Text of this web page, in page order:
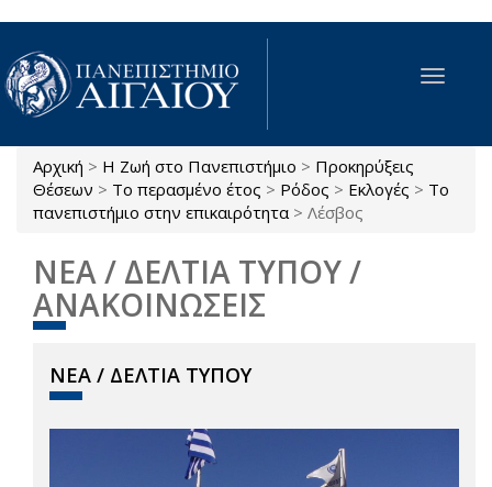
Παράκαμψη προς το κυρίως περιεχόμενο
Toggle
Είστε εδώ
Αρχική > Η Ζωή στο Πανεπιστήμιο > Προκηρύξεις
Θέσεων > Το περασμένο έτος > Ρόδος > Εκλογές > Το
πανεπιστήμιο στην επικαιρότητα > Λέσβος
ΝΕΑ / ΔΕΛΤΙΑ ΤΥΠΟΥ /
ΑΝΑΚΟΙΝΩΣΕΙΣ
ΝΕΑ / ΔΕΛΤΙΑ ΤΥΠΟΥ